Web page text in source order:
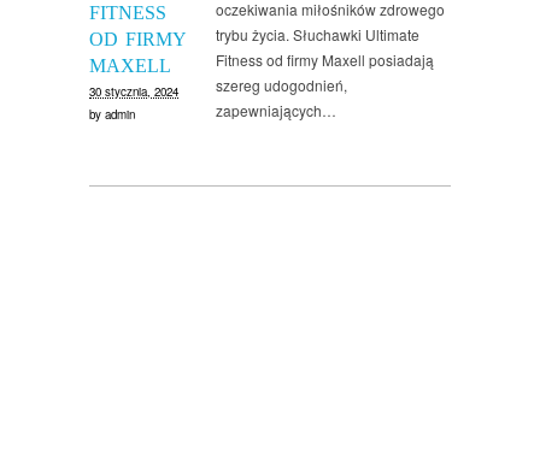
FITNESS
OD FIRMY
MAXELL
30 stycznia, 2024
by admin
oczekiwania miłośników zdrowego
trybu życia. Słuchawki Ultimate
Fitness od firmy Maxell posiadają
szereg udogodnień,
zapewniających…